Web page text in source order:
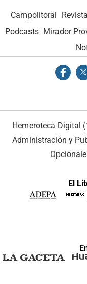
Campolitoral
Podcasts Mirador
Hemeroteca Digital
Administración y
El